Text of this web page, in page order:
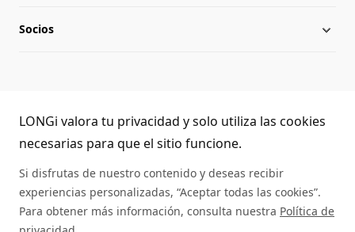
Globalización
Sostenibilidad
Mapa del sitio
Noticias del sector
Descargar
Aplicaciones
Servicio de asistencia
Socios
(+86) 4008 601012
LONGi valora tu privacidad y solo utiliza las cookies
necesarias para que el sitio funcione.
Si disfrutas de nuestro contenido y deseas recibir
experiencias personalizadas, “Aceptar todas las cookies”.
Para obtener más información, consulta nuestra Política de